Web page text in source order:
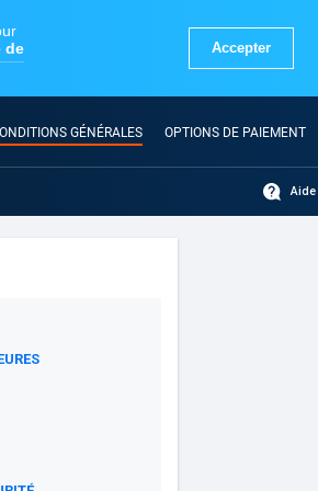
GÉNÉRALES OPTIONS DE PAIEMENT
Aide